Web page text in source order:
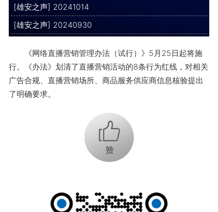
[雄安之声] 20241014
[雄安之声] 20240930
《网络直播营销管理办法（试行）》5月25日起将施
行。《办法》划清了直播营销活动的8条行为红线，对相关
广告合规、直播营销场所、商品服务供应商信息核验提出
了明确要求。
+1